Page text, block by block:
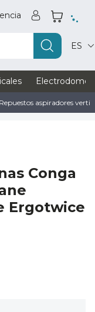
ES
Repuestos aspiradores
Conga
Ergotwice